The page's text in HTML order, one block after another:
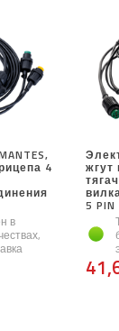
4
в
жгут
5 PIN